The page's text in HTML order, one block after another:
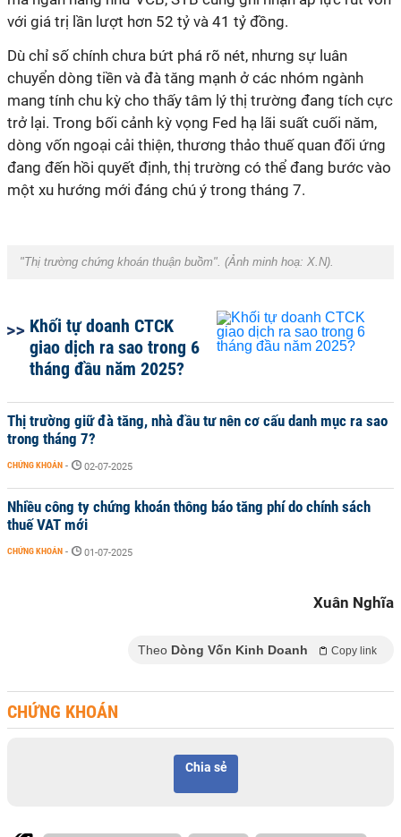
với giá trị lần lượt hơn 52 tỷ và 41 tỷ đồng.
Dù chỉ số chính chưa bứt phá rõ nét, nhưng sự luân
chuyển dòng tiền và đà tăng mạnh ở các nhóm ngành
mang tính chu kỳ cho thấy tâm lý thị trường đang tích cực
trở lại. Trong bối cảnh kỳ vọng Fed hạ lãi suất cuối năm,
dòng vốn ngoại cải thiện, thương thảo thuế quan đối ứng
đang đến hồi quyết định, thị trường có thể đang bước vào
một xu hướng mới đáng chú ý trong tháng 7.
"Thị trường chứng khoán thuận buồm". (Ảnh minh hoạ: X.N).
Khối tự doanh CTCK
giao dịch ra sao trong 6
tháng đầu năm 2025?
Thị trường giữ đà tăng, nhà đầu tư nên cơ cấu danh mục ra sao
trong tháng 7?
CHỨNG KHOÁN - 02-07-2025
Nhiều công ty chứng khoán thông báo tăng phí do chính sách
thuế VAT mới
CHỨNG KHOÁN - 01-07-2025
Xuân Nghĩa
Theo Dòng Vốn Kinh Doanh Copy link
CHỨNG KHOÁN
Chia sẻ